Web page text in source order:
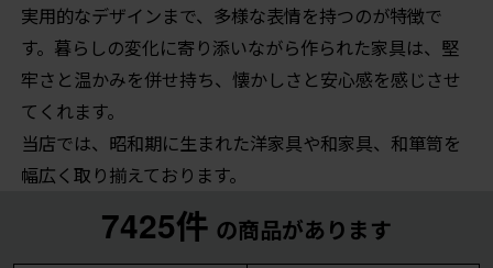
実用的なデザインまで、多様な表情を持つのが特徴で
す。暮らしの変化に寄り添いながら作られた家具は、堅
牢さと温かみを併せ持ち、懐かしさと安心感を感じさせ
てくれます。
当店では、昭和期に生まれた洋家具や和家具、和箪笥を
幅広く取り揃えております。
7425件 の商品があります